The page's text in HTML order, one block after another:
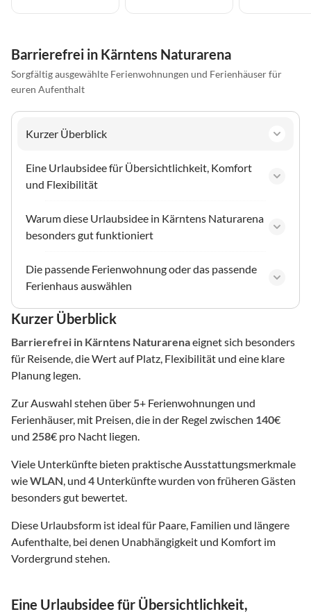
Barrierefrei in Kärntens Naturarena
Sorgfältig ausgewählte Ferienwohnungen und Ferienhäuser für
euren Aufenthalt
Kurzer Überblick
Eine Urlaubsidee für Übersichtlichkeit, Komfort
und Flexibilität
Warum diese Urlaubsidee in Kärntens Naturarena
besonders gut funktioniert
Die passende Ferienwohnung oder das passende
Ferienhaus auswählen
Kurzer Überblick
Barrierefrei in Kärntens Naturarenaeignet sich besonders
für Reisende, die Wert auf Platz, Flexibilität und eine klare
Planung legen.
Zur Auswahl stehen über5+ Ferienwohnungen und
Ferienhäuser, mit Preisen, die in der Regel zwischen 140€
und 258€ pro Nacht liegen.
Viele Unterkünfte bieten praktische Ausstattungsmerkmale
wieWLAN, und 4 Unterkünfte wurden von früheren Gästen
besonders gut bewertet.
Diese Urlaubsform ist ideal für Paare, Familien und längere
Aufenthalte, bei denen Unabhängigkeit und Komfort im
Vordergrund stehen.
Eine Urlaubsidee für Übersichtlichkeit,